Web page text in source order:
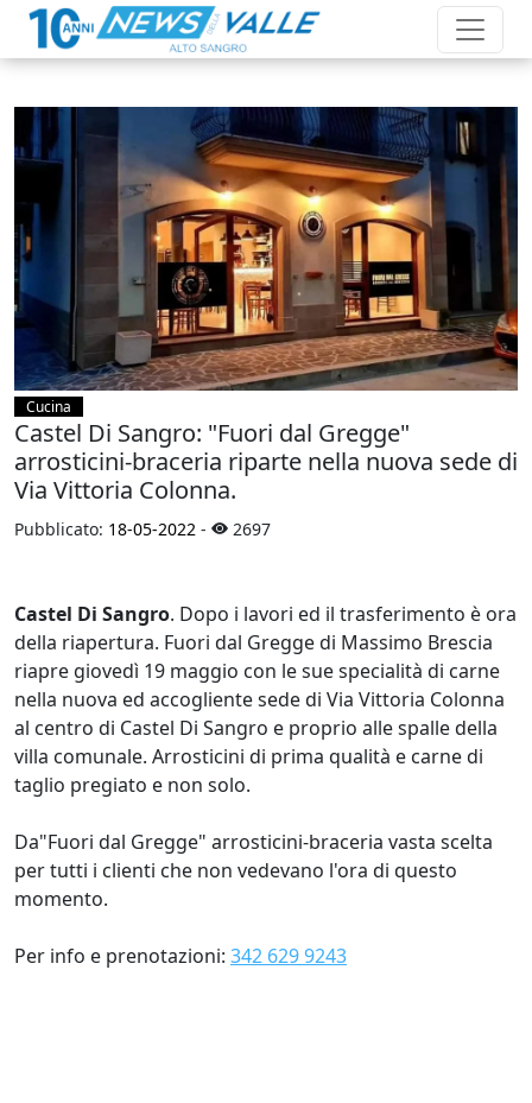
Cucina
Castel Di Sangro: "Fuori dal Gregge"
arrosticini-braceria riparte nella nuova sede di
Via Vittoria Colonna.
Pubblicato: 18-05-2022 - 2697
Castel Di Sangro. Dopo i lavori ed il trasferimento è ora
della riapertura. Fuori dal Gregge di Massimo Brescia
riapre giovedì 19 maggio con le sue specialità di carne
nella nuova ed accogliente sede di Via Vittoria Colonna
al centro di Castel Di Sangro e proprio alle spalle della
villa comunale. Arrosticini di prima qualità e carne di
taglio pregiato e non solo.
Da"Fuori dal Gregge" arrosticini-braceria vasta scelta
per tutti i clienti che non vedevano l'ora di questo
momento.
Per info e prenotazioni: 342 629 9243